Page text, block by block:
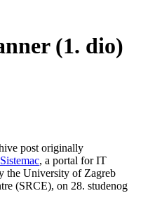
(1. dio)
post originally
Sistemac, a portal for IT
the University of Zagreb
(SRCE), on 28. studenog